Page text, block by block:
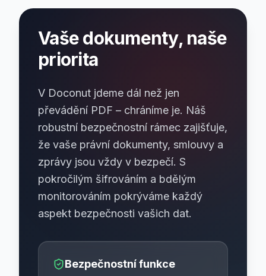
Vaše dokumenty, naše
priorita
V Doconut jdeme dál než jen
převádění PDF – chráníme je. Náš
robustní bezpečnostní rámec zajišťuje,
že vaše právní dokumenty, smlouvy a
zprávy jsou vždy v bezpečí. S
pokročilým šifrováním a bdělým
monitorováním pokrýváme každý
aspekt bezpečnosti vašich dat.
Bezpečnostní funkce